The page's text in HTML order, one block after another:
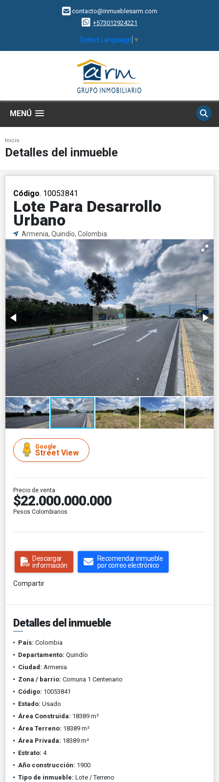
contacto@inmueblesarm.com
+573012924221
Select Language ▼
MENÚ
Inicio
Detalles del inmueble
Código. 10053841
Lote Para Desarrollo
Urbano
Armenia, Quindío, Colombia
Google
Street View
Precio de venta
$22.000.000.000
Pesos Colombianos
Descargar
información
Recomendar inmueble
por correo electrónico
Compartir
Detalles del inmueble
País: Colombia
Departamento: Quindío
Ciudad: Armenia
Zona / barrio: Comuna 1 Centenario
Código: 10053841
Estado: Usado
Área Construida: 18389 m²
Área Terreno: 18389 m²
Área Privada: 18389 m²
Estrato: 4
Año construcción: 1900
Tipo de inmueble: Lote / Terreno